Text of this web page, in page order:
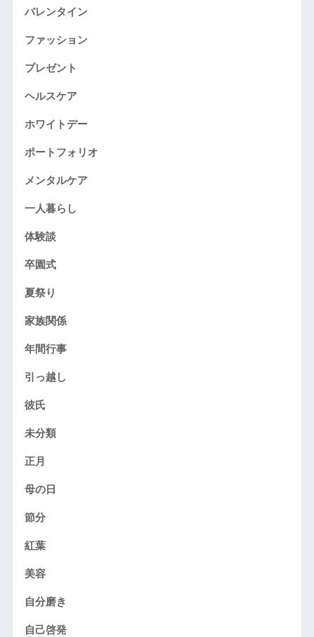
バレンタイン
ファッション
プレゼント
ヘルスケア
ホワイトデー
ポートフォリオ
メンタルケア
一人暮らし
体験談
卒園式
夏祭り
家族関係
年間行事
引っ越し
彼氏
未分類
正月
母の日
節分
紅葉
美容
自分磨き
自己啓発